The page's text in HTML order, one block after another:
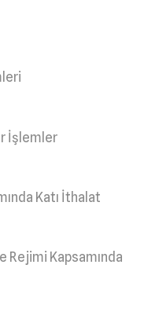
İşlemler
Katı İthalat
Rejimi Kapsamında